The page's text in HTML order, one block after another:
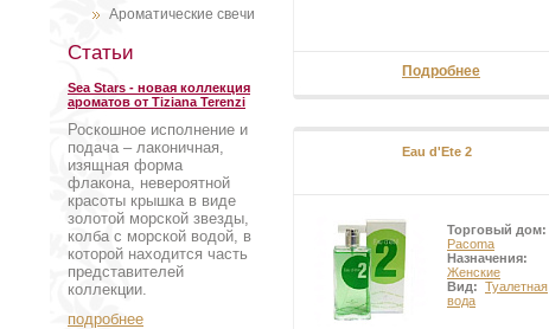
Ароматические свечи
Статьи
Sea Stars - новая коллекция
ароматов от Tiziana Terenzi
Роскошное исполнение и
подача – лаконичная,
изящная форма
флакона, невероятной
красоты крышка в виде
золотой морской звезды,
колба с морской водой, в
которой находится часть
представителей
коллекции.
подробнее
Подробнее
Eau d'Ete 2
Торговый дом:
Pacoma
Назначения:
Женские
Вид: Туалетная
вода